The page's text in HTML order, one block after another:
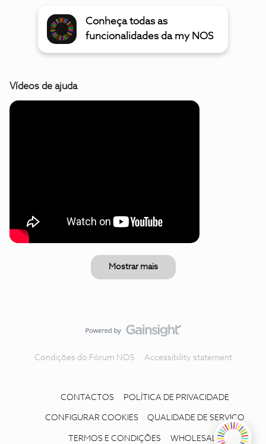
Conheça todas as
funcionalidades da my NOS
Vídeos de ajuda
Mostrar mais
Condições do Fórum NOS Accessibility statement
CONTACTOS POLÍTICA DE PRIVACIDADE
CONFIGURAR COOKIES QUALIDADE DE SERVIÇO
TERMOS E CONDIÇÕES WHOLESALE